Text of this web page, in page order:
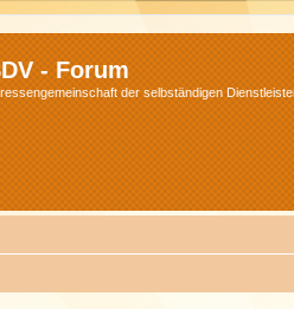
- Forum
der selbständigen